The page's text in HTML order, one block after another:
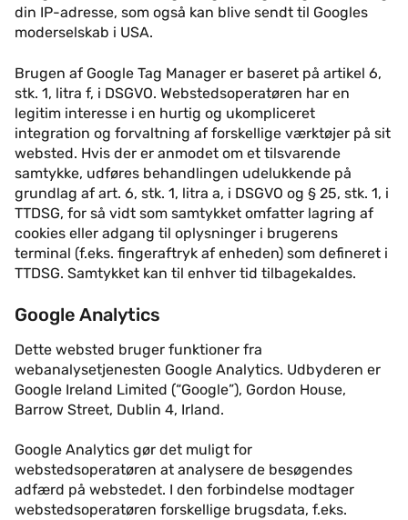
din IP-adresse, som også kan blive sendt til Googles
moderselskab i USA.
Brugen af Google Tag Manager er baseret på artikel 6,
stk. 1, litra f, i DSGVO. Webstedsoperatøren har en
legitim interesse i en hurtig og ukompliceret
integration og forvaltning af forskellige værktøjer på sit
websted. Hvis der er anmodet om et tilsvarende
samtykke, udføres behandlingen udelukkende på
grundlag af art. 6, stk. 1, litra a, i DSGVO og § 25, stk. 1, i
TTDSG, for så vidt som samtykket omfatter lagring af
cookies eller adgang til oplysninger i brugerens
terminal (f.eks. fingeraftryk af enheden) som defineret i
TTDSG. Samtykket kan til enhver tid tilbagekaldes.
Google Analytics
Dette websted bruger funktioner fra
webanalysetjenesten Google Analytics. Udbyderen er
Google Ireland Limited (“Google”), Gordon House,
Barrow Street, Dublin 4, Irland.
Google Analytics gør det muligt for
webstedsoperatøren at analysere de besøgendes
adfærd på webstedet. I den forbindelse modtager
webstedsoperatøren forskellige brugsdata, f.eks.